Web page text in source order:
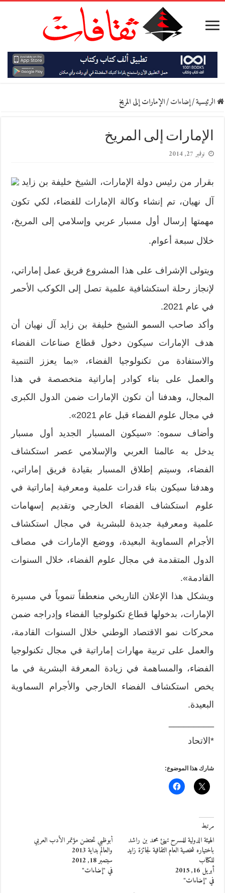
الرئيسية/إضاءات/الإمارات إلى المريخ
الإمارات إلى المريخ
نوفمبر 27, 2014
بقرار من رئيس دولة الإمارات، الشيخ خليفة بن زايد
آل نهيان، تم إنشاء وكالة الإمارات للفضاء، لكي تكون
مهمتها إرسال أول مسبار عربي وإسلامي إلى المريخ،
خلال سبعة أعوام.
ويتولى الإشراف على هذا المشروع فريق عمل إماراتي،
لإنجاز رحلة استكشافية علمية تصل إلى الكوكب الأحمر
في عام 2021.
وأكد صاحب السمو الشيخ خليفة بن زايد آل نهيان أن
هدف الإمارات سيكون دخول قطاع صناعات الفضاء
والاستفادة من تكنولوجيا الفضاء، «بما يعزز التنمية
والعمل على بناء كوادر إماراتية متخصصة في هذا
المجال، وهدفنا أن تكون الإمارات ضمن الدول الكبرى
في مجال علوم الفضاء قبل عام 2021».
وأضاف سموه: «سيكون المسبار الجديد أول مسبار
يدخل به عالمنا العربي والإسلامي عصر استكشاف
الفضاء، وسيتم إطلاق المسبار بقيادة فريق إماراتي،
وهدفنا سيكون بناء قدرات علمية ومعرفية إماراتية في
علوم استكشاف الفضاء الخارجي وتقديم إسهامات
علمية ومعرفية جديدة للبشرية في مجال استكشاف
الأجرام السماوية البعيدة، ووضع الإمارات في مصاف
الدول المتقدمة في مجال علوم الفضاء، خلال السنوات
القادمة».
ويشكل هذا الإعلان التاريخي منعطفاً تنموياً في مسيرة
الإمارات، بدخولها قطاع تكنولوجيا الفضاء وإدراجه ضمن
محركات نمو الاقتصاد الوطني خلال السنوات القادمة،
والعمل على تربية مهارات إماراتية في مجال تكنولوجيا
الفضاء، والمساهمة في زيادة المعرفة البشرية في ما
يخص استكشاف الفضاء الخارجي والأجرام السماوية
البعيدة.
*الاتحاد
شارك هذا الموضوع:
مرتبط
الهيئة الدولية للمسرح تهنئ محمد بن راشد
باختياره شخصية العام الثقافية لجائزة زايد
للكتاب
أبريل 16, 2015
في "إضاءات"
أبوظبي تحتضن مؤتمر الأدب العربي
والعالم بداية 2013
سبتمبر 18, 2012
في "إضاءات"